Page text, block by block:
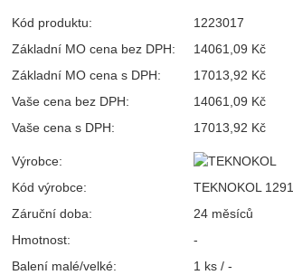
Kód produktu:
1223017
Základní MO cena bez DPH:
14061,09 Kč
Základní MO cena s DPH:
17013,92 Kč
Vaše cena bez DPH:
14061,09 Kč
Vaše cena s DPH:
17013,92 Kč
Výrobce:
Kód výrobce:
TEKNOKOL
Záruční doba:
24 měsíců
Hmotnost:
-
Balení malé/velké:
1 ks / -